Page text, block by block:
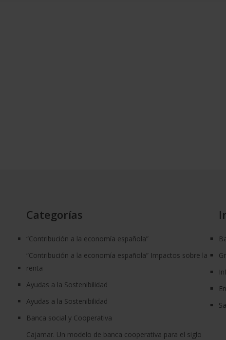
Categorías
“Contribución a la economía española”
“Contribución a la economía española” Impactos sobre la
renta
Ayudas a la Sostenibilidad
Ayudas a la Sostenibilidad
Banca social y Cooperativa
Cajamar. Un modelo de banca cooperativa para el siglo